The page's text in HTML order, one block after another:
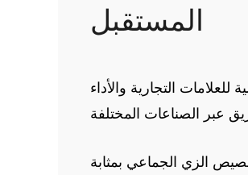
المستقبل
التجارية والأداء
الزي الجماعي بمثابة